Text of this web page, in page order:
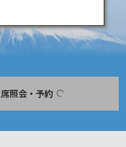
照会・予約